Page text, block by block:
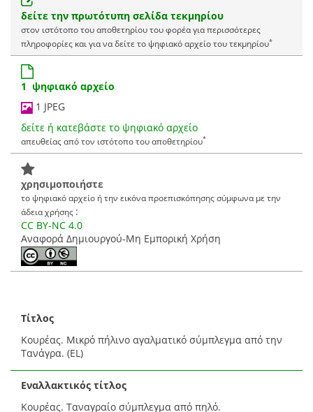
δείτε την πρωτότυπη σελίδα τεκμηρίου
στον ιστότοπο του αποθετηρίου του φορέα για περισσότερες
πληροφορίες και για να δείτε το ψηφιακό αρχείο του τεκμηρίου*
1 ψηφιακό αρχείο
1 JPEG
δείτε ή κατεβάστε το ψηφιακό αρχείο
απευθείας από τον ιστότοπο του αποθετηρίου*
χρησιμοποιήστε
το ψηφιακό αρχείο ή την εικόνα προεπισκόπησης σύμφωνα με την
άδεια χρήσης :
CC BY-NC 4.0
Αναφορά Δημιουργού-Μη Εμπορική Χρήση
Τίτλος
Κουρέας. Μικρό πήλινο αγαλματικό σύμπλεγμα από την
Τανάγρα. (EL)
Εναλλακτικός τίτλος
Κουρέας. Ταναγραίο σύμπλεγμα από πηλό.